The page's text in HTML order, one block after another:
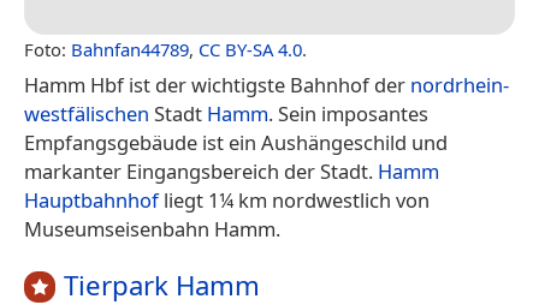
Foto: Bahnfan44789, CC BY-SA 4.0.
Hamm Hbf ist der wichtigste Bahnhof der nordrhein-
westfälischen Stadt Hamm. Sein imposantes
Empfangsgebäude ist ein Aushängeschild und
markanter Eingangsbereich der Stadt. Hamm
Hauptbahnhofliegt 1¼ km nordwestlich von
Museumseisenbahn Hamm.
Tierpark Hamm